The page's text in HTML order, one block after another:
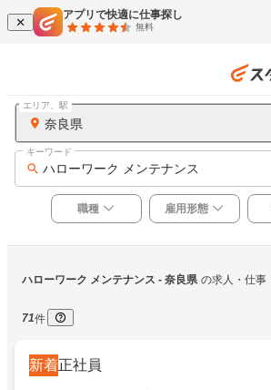
アプリで快適に仕事探し
無料
奈良県
エリア、駅
ハローワーク メンテナンス
キーワード
職種 雇用形態
ハローワーク メンテナンス - 奈良県 の求人・仕事
71件
新着正社員